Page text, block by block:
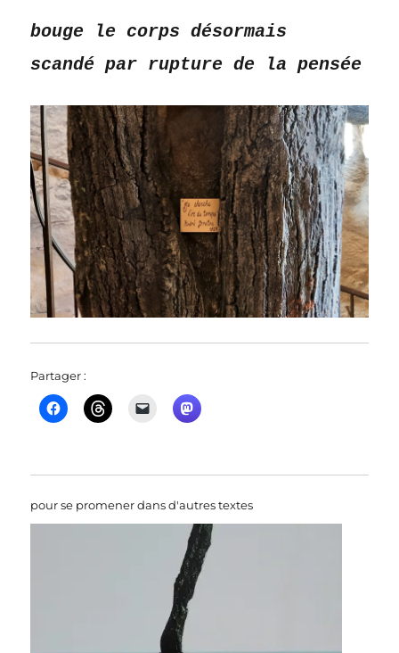
bouge le corps désormais
scandé par rupture de la pensée
Partager :
pour se promener dans d'autres textes